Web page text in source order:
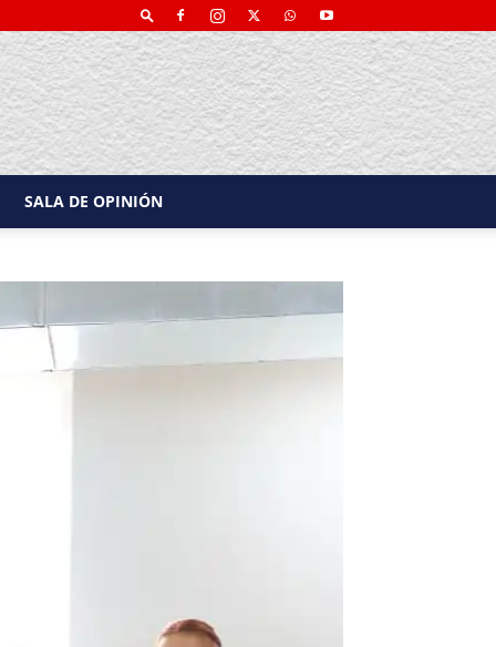
SALA DE OPINIÓN